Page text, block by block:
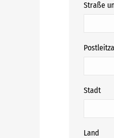
Straße
Stadt
Land